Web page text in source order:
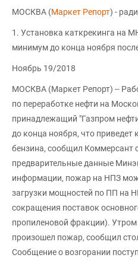
МОСКВА (Маркет Репорт) -
1. Установка каткрекинга на
минимум до конца ноября
Ноябрь 19/2018
МОСКВА (Маркет Репорт) --
по переработке нефти на
принадлежащий "Газпром
до конца ноября, что
бензина, сообщил Коммерсант
предварительные данные
информации, пожар на НПЗ
загрузки мощностей по ПП на
сокращения поставок
пропиленовой фракции).
произошел пожар, сообщил
Сообщение о возгорании